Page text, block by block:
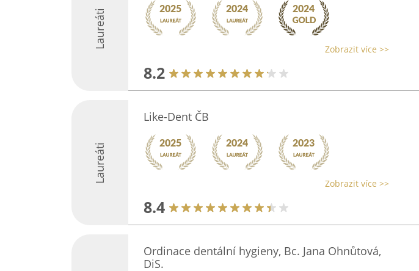
Laureáti Zobrazit více >>
8.2
Laureáti
Like-Dent ČB
Zobrazit více >>
8.4
Ordinace dentální hygieny, Bc. Jana Ohnůtová,
DiS.